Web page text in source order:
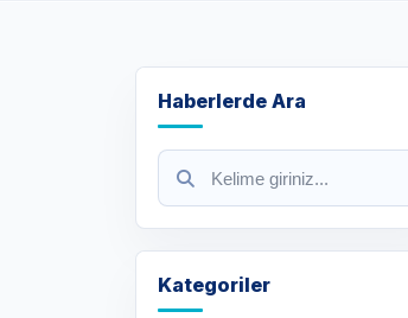
Haberlerde Ara
Kategoriler